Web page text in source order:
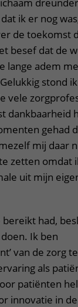
ik er nog
de toekomst
besef dat de
lange adem
stond
vele
dankbaarheid
gehad
mij daar
zetten omdat
uit mijn
had,
Ik ben
van de zorg
als
patiënten
innovatie in